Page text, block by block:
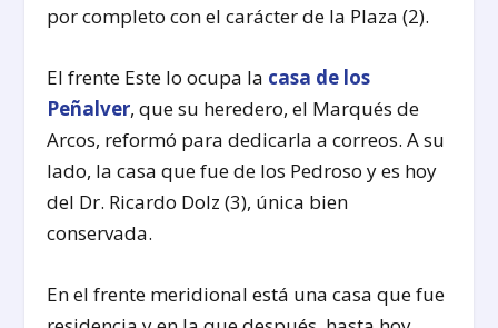
por completo con el carácter de la Plaza (2).
El frente Este lo ocupa la casa de los
Peñalver, que su heredero, el Marqués de
Arcos, reformó para dedicarla a correos. A su
lado, la casa que fue de los Pedroso y es hoy
del Dr. Ricardo Dolz (3), única bien
conservada.
En el frente meridional está una casa que fue